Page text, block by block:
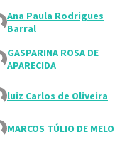
Ana Paula Rodrigues
Barral
GASPARINA ROSA DE
APARECIDA
luiz Carlos de Oliveira
MARCOS TÚLIO DE MELO